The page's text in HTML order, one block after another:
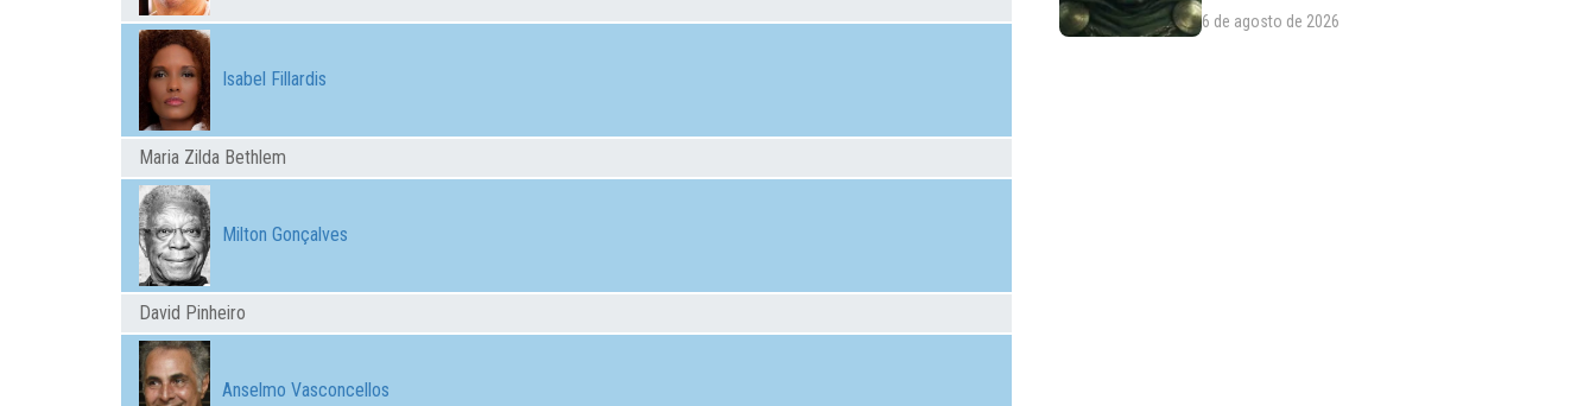
Isabel Fillardis
Maria Zilda Bethlem
Milton Gonçalves
David Pinheiro
Anselmo Vasconcellos
MARVEL
6 de agosto de 2026